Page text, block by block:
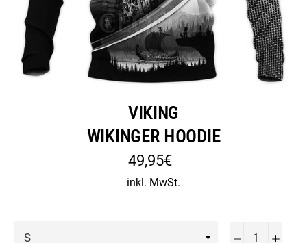
VIKING
WIKINGER HOODIE
Normaler
Preis
49,95€
inkl. MwSt.
− +